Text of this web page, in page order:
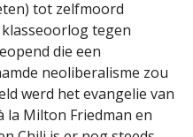
tot zelfmoord
tegen
die een
neoliberalisme zou
werd het evangelie van
la Milton Friedman en